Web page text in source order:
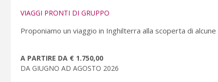
VIAGGI PRONTI DI GRUPPO
Proponiamo un viaggio in Inghilterra alla scoperta di
A PARTIRE DA € 1.750,00
DA GIUGNO AD AGOSTO 2026